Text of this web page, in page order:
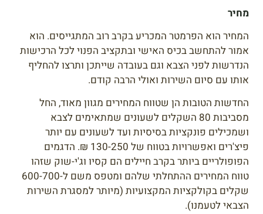
מחיר
המחיר הוא הפרמטר המכריע בקרב רוב המתגייסים. הוא
אמור להתחשב בכיס האישי ובתקציב הפנוי לכל הרכישות
הנדרשות לפני הצבא וגם בעובדה שייתכן ותרצו להחליף
אותו עם סיום השירות ואולי הרבה קודם.
החדשות הטובות הן שטווח המחירים מגוון מאוד, החל
מסביבות 80 השקלים לשעונים שמתאימים לצבא
ושמכילים פונקציות בסיסיות ועד לשעונים עם יותר
פיצ'רים ואפשרויות בטווח של 130-250 ₪. הדגמים
הפופולריים ביותר בקרב חיילים הם קסיו וג'י-שוק שזהו
טווח המחירים ההתחלתי שלהם ומטפס משם ל-600-700
שקלים בקולקציות המקצועיות (מיותר למסגרת השירות
הצבאי לטעמנו).